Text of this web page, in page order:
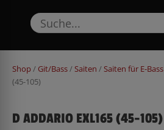
Shop/ Git/Bass/Saiten /Saiten für E-Bass
(45-105)
D ADDARIO EXL165 (45-105)